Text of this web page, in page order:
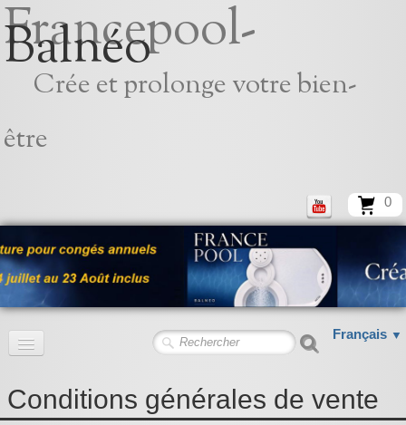
Francepool-
Balnéo
Crée et prolonge votre bien-
être
0
Français ▼
Pièces détachées
Conditions générales de vente